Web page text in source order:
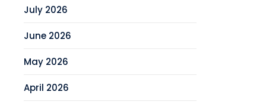
July 2026
June 2026
May 2026
April 2026